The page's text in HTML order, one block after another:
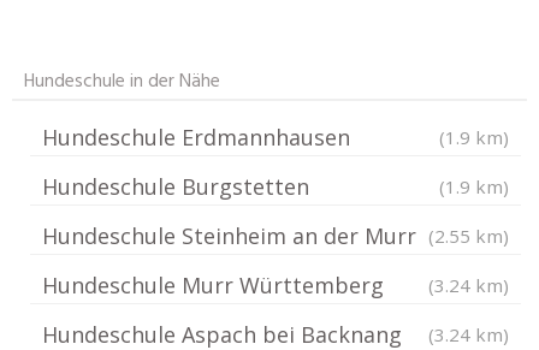
Hundeschule in der Nähe
Hundeschule Erdmannhausen (1.9 km)
Hundeschule Burgstetten (1.9 km)
Hundeschule Steinheim an der Murr (2.55 km)
Hundeschule Murr Württemberg (3.24 km)
Hundeschule Aspach bei Backnang (3.24 km)